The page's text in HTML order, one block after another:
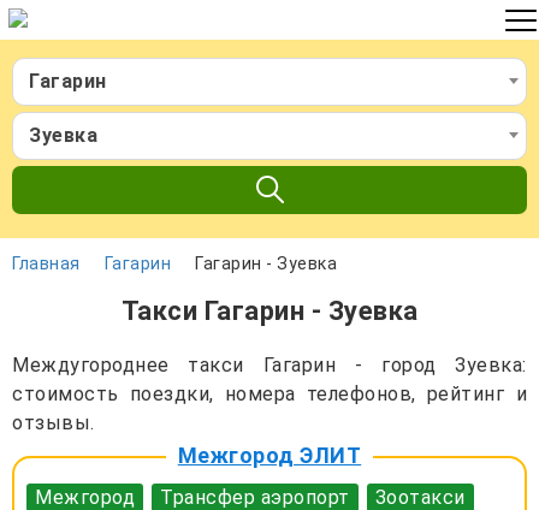
Гагарин
Зуевка
Главная Гагарин Гагарин - Зуевка
Такси Гагарин - Зуевка
Междугороднее такси Гагарин - город Зуевка:
стоимость поездки, номера телефонов, рейтинг и
отзывы.
Межгород ЭЛИТ
Межгород Трансфер аэропорт Зоотакси